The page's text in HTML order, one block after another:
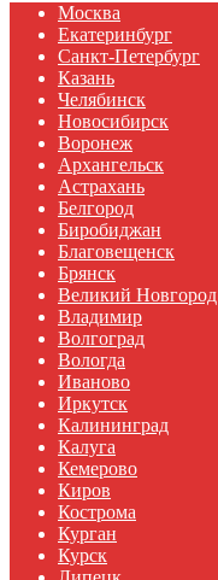
Москва
Екатеринбург
Санкт-Петербург
Казань
Челябинск
Новосибирск
Воронеж
Архангельск
Астрахань
Белгород
Биробиджан
Благовещенск
Брянск
Великий Новгород
Владимир
Волгоград
Вологда
Иваново
Иркутск
Калининград
Калуга
Кемерово
Киров
Кострома
Курган
Курск